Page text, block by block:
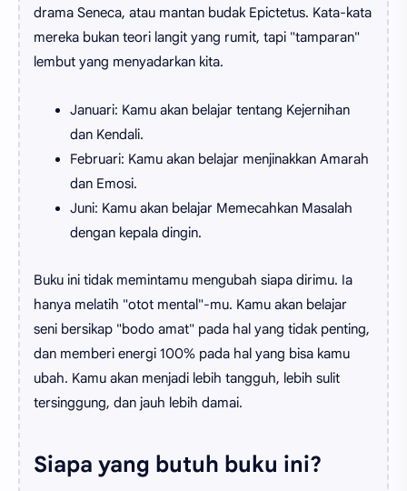
drama Seneca, atau mantan budak Epictetus. Kata-kata
mereka bukan teori langit yang rumit, tapi "tamparan"
lembut yang menyadarkan kita.
Januari: Kamu akan belajar tentang Kejernihan
dan Kendali.
Februari: Kamu akan belajar menjinakkan Amarah
dan Emosi.
Juni: Kamu akan belajar Memecahkan Masalah
dengan kepala dingin.
Buku ini tidak memintamu mengubah siapa dirimu. Ia
hanya melatih "otot mental"-mu. Kamu akan belajar
seni bersikap "bodo amat" pada hal yang tidak penting,
dan memberi energi 100% pada hal yang bisa kamu
ubah. Kamu akan menjadi lebih tangguh, lebih sulit
tersinggung, dan jauh lebih damai.
Siapa yang butuh buku ini?